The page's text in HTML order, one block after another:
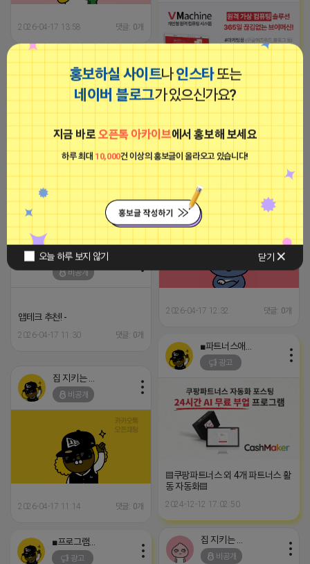
홍보하실 사이트나인스타또는
네이버 블로그가 있으신가요?
지금 바로오픈톡 아카이브에서 홍보해 보세요
하루 최대10,000건 이상의 홍보글이 올라오고 있습니다!
오늘 하루 보지 않기 닫기
2026-04-17 13:58 댓글: 0개
-장소불문, 약정없는 고정공인IP가
2023-09-05 19:01:58
마케팅스토어
광고
인스타그램 좋아요/팔로워/댓글 최
적화 작업
비공개
2026-04-17 12:32 댓글: 0개
집 지키는 죠르디
비공개
앱테크 추천! -
2026-04-17 11:30 댓글: 0개
광고
▤쿠팡파트너스 외 4개 파트너스 활
동 자동화▤
2024-12-12 17:02:50
비공개
2026-04-17 11:14 댓글: 0개
비공개
광고